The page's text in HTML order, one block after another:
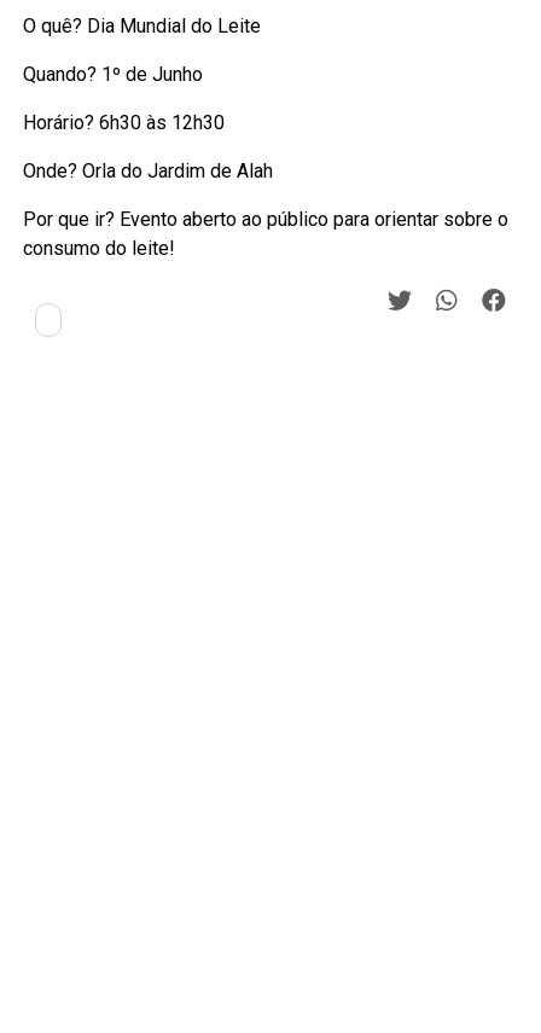
O quê? Dia Mundial do Leite
Quando? 1º de Junho
Horário? 6h30 às 12h30
Onde? Orla do Jardim de Alah
Por que ir? Evento aberto ao público para orientar sobre o
consumo do leite!